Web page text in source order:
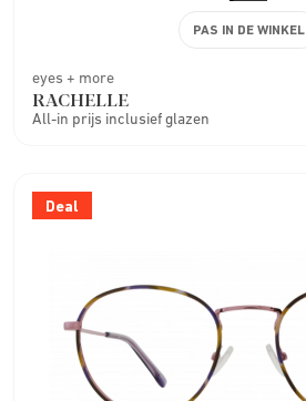
eyes + more
RACHELLE
All-in prijs inclusief glazen
PAS IN DE WINKEL
Deal